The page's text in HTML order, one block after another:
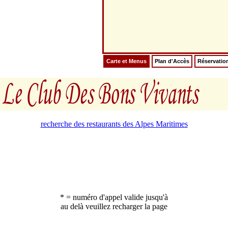
Carte et Menus Plan d'Accès
recherche des restaurants des Alpes Maritimes
* = numéro d'appel valide jusqu'à
au delà veuillez recharger la page